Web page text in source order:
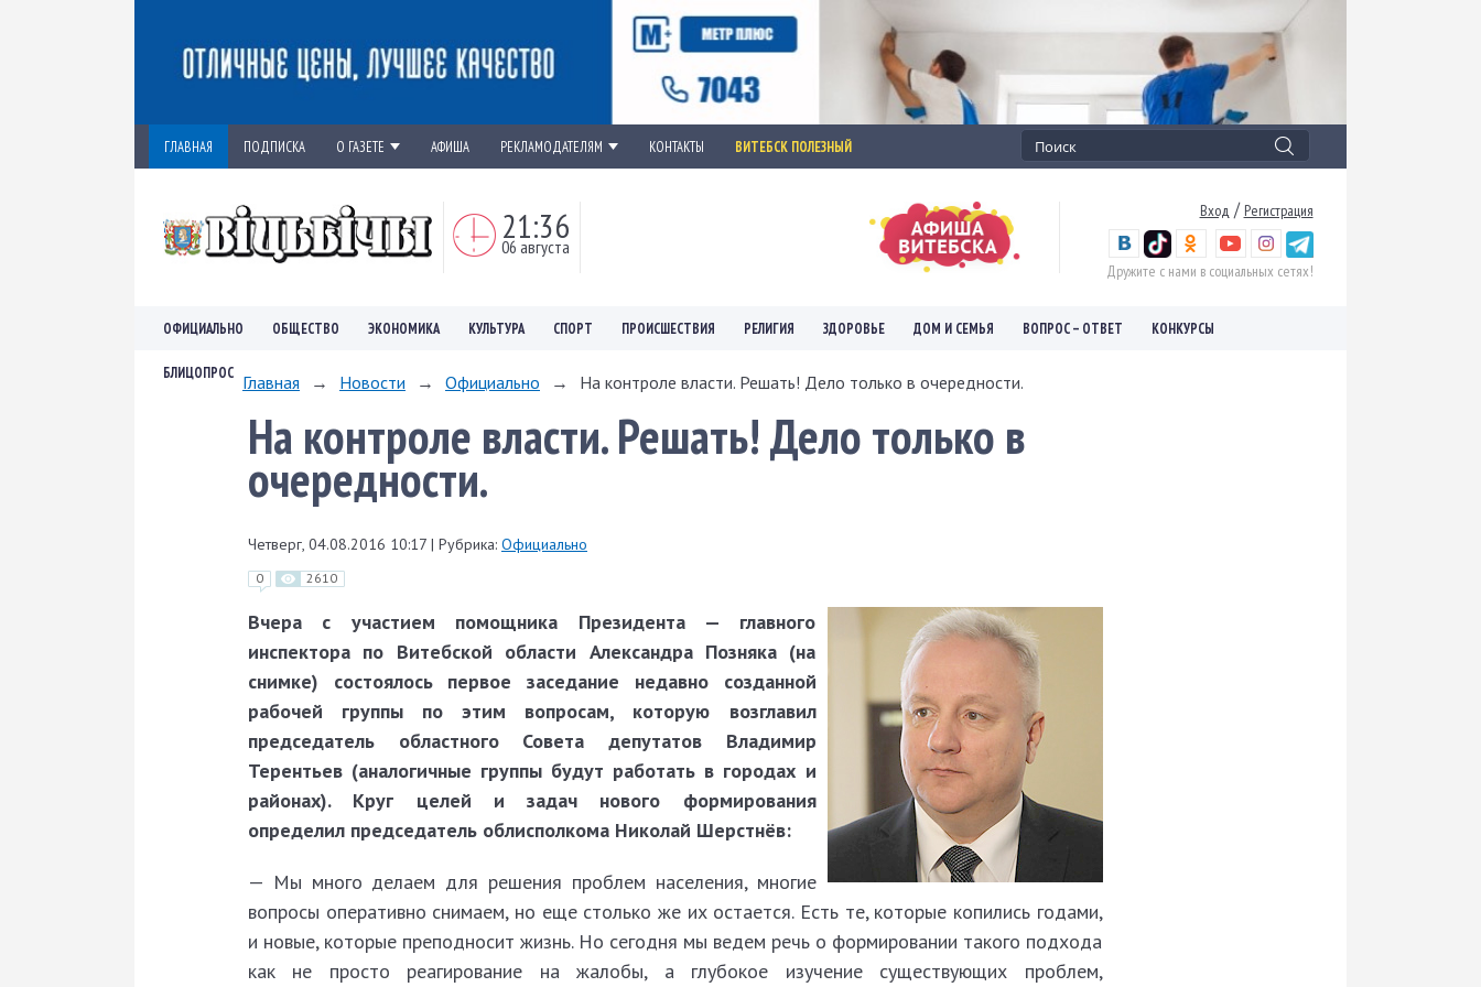
ГЛАВНАЯ ПОДПИСКА О ГАЗЕТЕ АФИША РЕКЛАМОДАТЕЛЯМ КОНТАКТЫ ВИТЕБСК ПОЛЕЗНЫЙ
21:36
06 августа
Вход / Регистрация
Дружите с нами в социальных сетях!
ОФИЦИАЛЬНО ОБЩЕСТВО ЭКОНОМИКА КУЛЬТУРА СПОРТ ПРОИСШЕСТВИЯ РЕЛИГИЯ ЗДОРОВЬЕ ДОМ И СЕМЬЯ ВОПРОС – ОТВЕТ КОНКУРСЫ
БЛИЦОПРОС Главная → Новости → Официально → На контроле власти. Решать! Дело только в очередности.
На контроле власти. Решать! Дело только в
очередности.
Четверг, 04.08.2016 10:17 | Рубрика: Официально
0 2610
Вчера с участием помощника Президента — главного
инспектора по Витебской области Александра Позняка (на
снимке) состоялось первое заседание недавно созданной
рабочей группы по этим вопросам, которую возглавил
председатель областного Совета депутатов Владимир
Терентьев (аналогичные группы будут работать в городах и
рай­онах). Круг целей и задач нового формирования
определил председатель облисполкома Николай Шерстнёв:
— Мы много делаем для решения проблем населения, многие
вопросы оперативно снимаем, но еще столько же их остается. Есть те, которые копились годами,
и новые, которые преподносит жизнь. Но сегодня мы ведем речь о формировании такого подхода
как не просто реагирование на жалобы, а глубокое изучение существующих проб­лем,